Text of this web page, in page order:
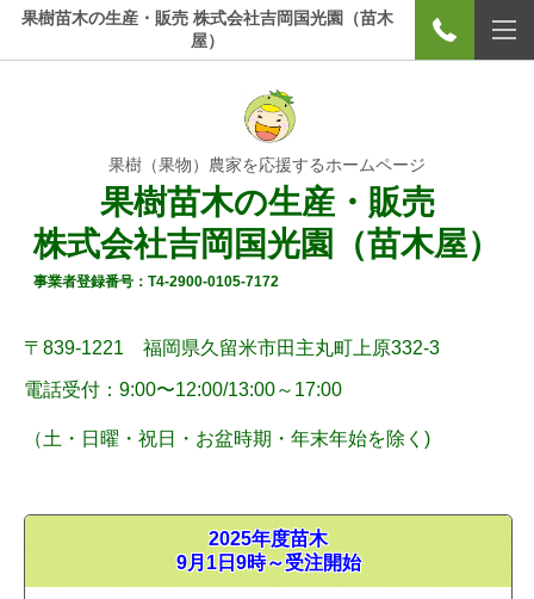
果樹苗木の生産・販売 株式会社吉岡国光園（苗木
屋）
果樹（果物）農家を応援するホームページ
果樹苗木の生産・販売
株式会社吉岡国光園（苗木屋）
事業者登録番号：T4-2900-0105-7172
〒839-1221 福岡県久留米市田主丸町上原332-3
電話受付：9:00〜12:00/13:00～17:00
（土・ 日曜 ・祝日・お盆時期・年末年始を除く)
2025年度苗木
9月1日9時～受注開始